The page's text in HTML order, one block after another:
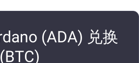
(ADA) 兑换